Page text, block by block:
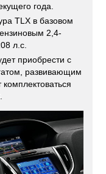
года.
TLX в базовом
2,4-
л.с.
приобрести с
развивающим